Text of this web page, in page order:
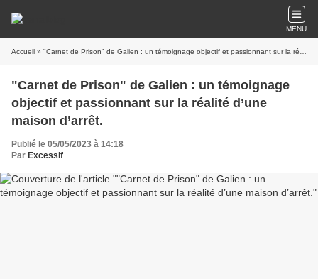
MENU
Accueil » "Carnet de Prison" de Galien : un témoignage objectif et passionnant sur la réalité d’une maison d’arrêt.
"Carnet de Prison" de Galien : un témoignage
objectif et passionnant sur la réalité d’une
maison d’arrêt.
Publié le 05/05/2023 à 14:18
Par Excessif